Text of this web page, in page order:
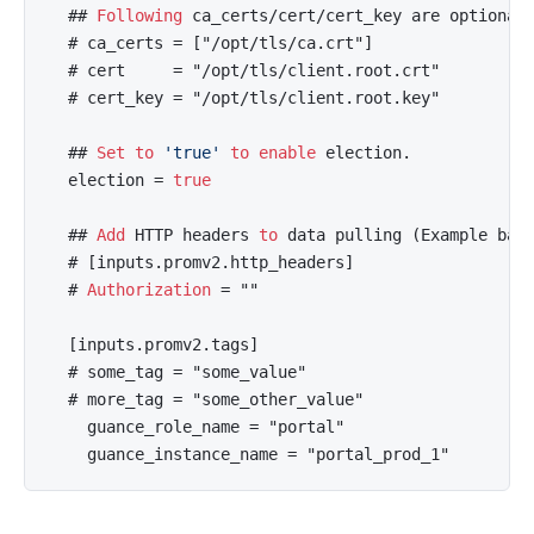
  ##
Following ca_certs/cert/cert_key are
  # ca_certs = ["/opt/tls/ca.crt"]
  # cert     = "/opt/tls/client.root.crt"
  # cert_key = "/opt/tls/client.root.key"
  ##
Set to 'true' to enable election.
  election =
true
  ##
Add HTTP headers to data pulling (Example
  # [inputs.promv2.http_headers]
  #
Authorization = ""
  [inputs.promv2.tags]
  # some_tag = "some_value"
  # more_tag = "some_other_value"
    guance_role_name = "portal"